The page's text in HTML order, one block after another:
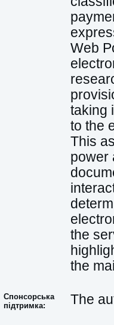
Web
taking
to the
This
power
the
the
Спонсорська
підтримка:
The